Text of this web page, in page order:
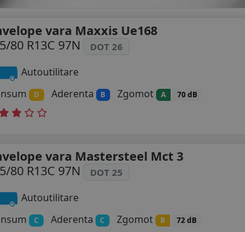
vara Maxxis Ue168
80 R13C 97N
DOT 26
Autoutilitare
D Aderenta B Zgomot A 70 dB
vara Mastersteel Mct 3
80 R13C 97N
DOT 25
Autoutilitare
C Aderenta C Zgomot B 72 dB